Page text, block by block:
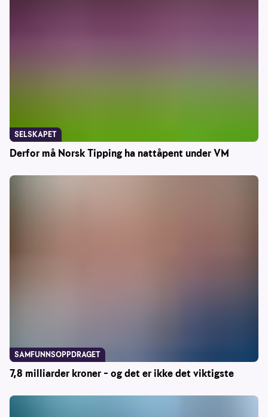
Derfor må Norsk Tipping ha nattåpent under VM
SELSKAPET
7,8 milliarder kroner – og det er ikke det viktigste
SAMFUNNSOPPDRAGET